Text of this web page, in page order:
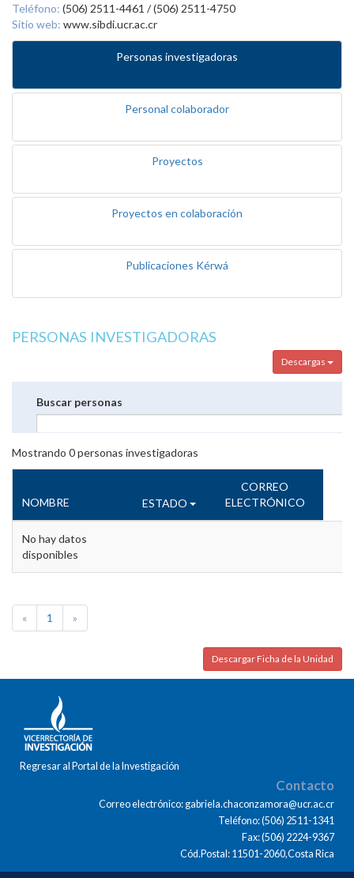
Teléfono: (506) 2511-4461 / (506) 2511-4750
Sitio web: www.sibdi.ucr.ac.cr
Personas investigadoras
Personal colaborador
Proyectos
Proyectos en colaboración
Publicaciones Kérwá
PERSONAS INVESTIGADORAS
Descargas
Buscar personas
Mostrando 0personas investigadoras
NOMBRE ESTADO
CORREO
ELECTRÓNICO
No hay datos
disponibles
« 1 »
Descargar Ficha de la Unidad
Regresar al Portal de la Investigación
Contacto
Correo electrónico: gabriela.chaconzamora@ucr.ac.cr
Teléfono: (506) 2511-1341
Fax: (506) 2224-9367
Cód.Postal: 11501-2060,Costa Rica